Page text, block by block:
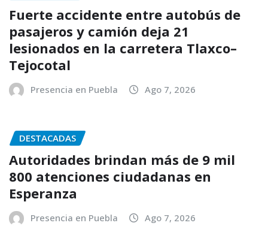
Fuerte accidente entre autobús de
pasajeros y camión deja 21
lesionados en la carretera Tlaxco–
Tejocotal
Presencia en Puebla Ago 7, 2026
DESTACADAS
Autoridades brindan más de 9 mil
800 atenciones ciudadanas en
Esperanza
Presencia en Puebla Ago 7, 2026